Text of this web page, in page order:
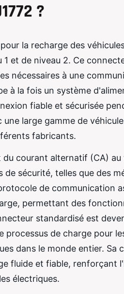
?
la recharge des
et de niveau 2. Ce
nécessaires à une
à la fois un système
fiable et sécurisée
large gamme de
fabricants.
courant alternatif (CA) au
sécurité, telles que des
de communication
permettant des
standardisé est
processus de charge pour
dans le monde entier. Sa
fluide et fiable, renforçant
électriques.